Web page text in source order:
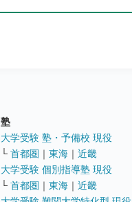
塾
大学受験 塾・予備校 現役
└ 首都圏 ｜ 東海 ｜ 近畿
大学受験 個別指導塾 現役
└ 首都圏 ｜ 東海 ｜ 近畿